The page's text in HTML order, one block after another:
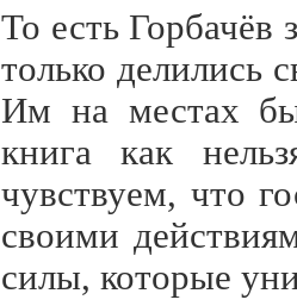
То есть Горбачёв
только делились
Им на местах
книга как
чувствуем, что
своими
силы, которые